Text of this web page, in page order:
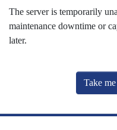
The server is temporarily
maintenance downtime or
later.
Take